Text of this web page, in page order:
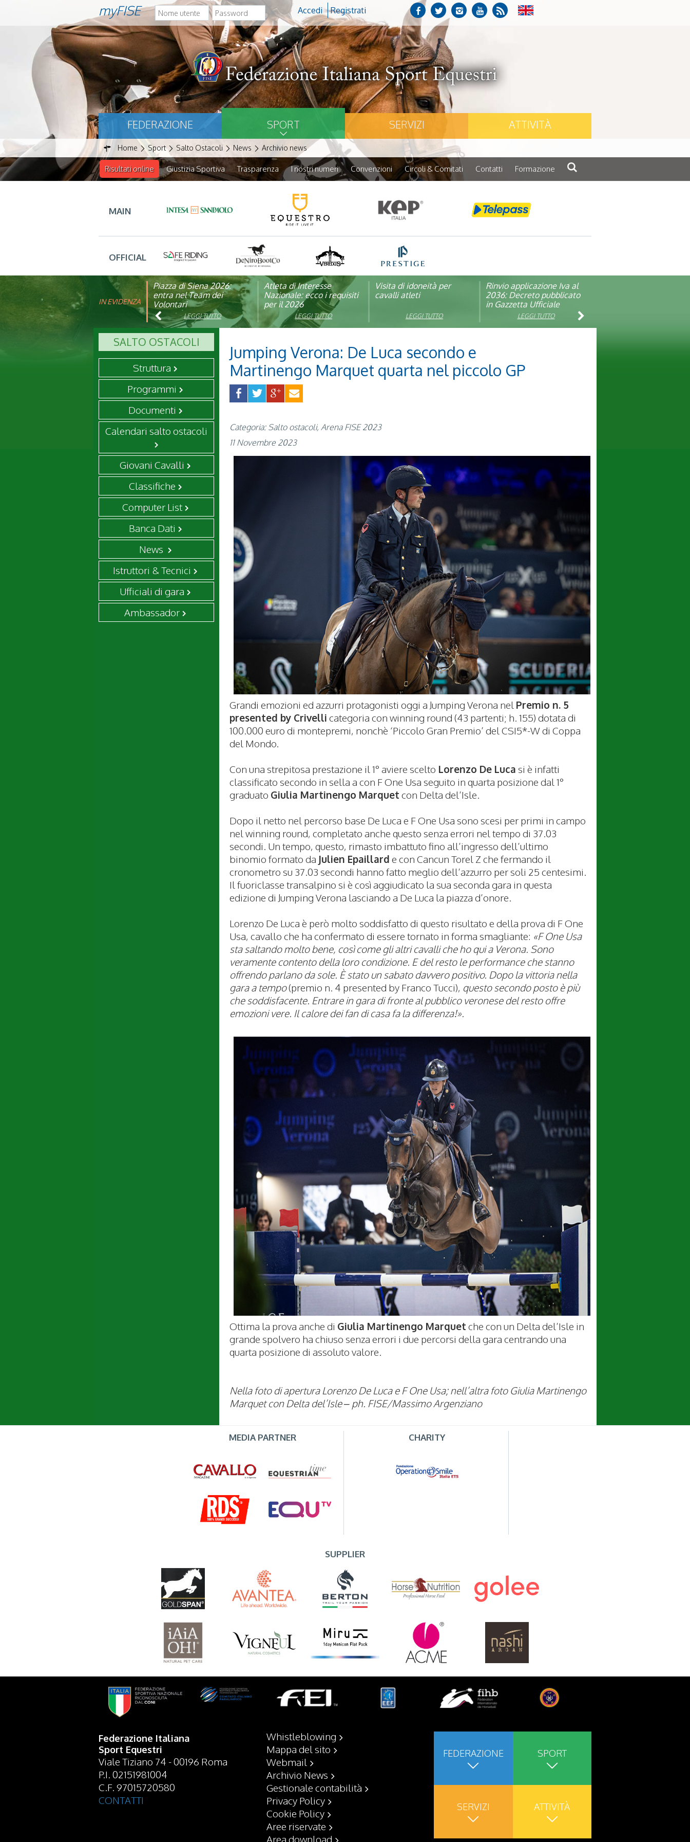
myFISE Accedi Registrati
FEDERAZIONE SPORT SERVIZI ATTIVITÀ
Home Sport Salto Ostacoli News Archivio news
Risultati online Giustizia Sportiva Trasparenza I nostri numeri Convenzioni Circoli & Comitati Contatti Formazione
MAIN
OFFICIAL
IN EVIDENZA
Piazza di Siena 2026:
entra nel Team dei
Volontari
LEGGI TUTTO
Atleta di Interesse
Nazionale: ecco i requisiti
per il 2026
LEGGI TUTTO
Visita di idoneità per
cavalli atleti
LEGGI TUTTO
Rinvio applicazione Iva al
2036: Decreto pubblicato
in Gazzetta Ufficiale
LEGGI TUTTO
FISE: aperta la Campagna
affiliazione 2026
LEGGI TUTTO
Natale con la FISE: al via
la nona edizione
dell’iniziativa solidale della
Federazione Italiana Sport
Equestri
LEGGI TUTTO
Studente Atleta di alto
livello: pubblicato il bando
2025/2026LEGGI TUTTO
Visita veterinaria annuale
LEGGI TUTTO
SALTO OSTACOLI
Struttura
Programmi
Documenti
Calendari salto ostacoli
Giovani Cavalli
Classifiche
Computer List
Banca Dati
News
Istruttori & Tecnici
Ufficiali di gara
Ambassador
Jumping Verona: De Luca secondo e
Martinengo Marquet quarta nel piccolo GP
Categoria: Salto ostacoli, Arena FISE 2023
11 Novembre 2023
Grandi emozioni ed azzurri protagonisti oggi a Jumping Verona nel Premio n. 5
presented by Crivelli categoria con winning round (43 partenti; h. 155) dotata di
100.000 euro di montepremi, nonchè ‘Piccolo Gran Premio’ del CSI5*-W di Coppa
del Mondo.
Con una strepitosa prestazione il 1° aviere scelto Lorenzo De Luca si è infatti
classificato secondo in sella a con F One Usa seguito in quarta posizione dal 1°
graduato Giulia Martinengo Marquet con Delta del’Isle.
Dopo il netto nel percorso base De Luca e F One Usa sono scesi per primi in campo
nel winning round, completato anche questo senza errori nel tempo di 37.03
secondi. Un tempo, questo, rimasto imbattuto fino all’ingresso dell’ultimo
binomio formato da Julien Epaillard e con Cancun Torel Z che fermando il
cronometro su 37.03 secondi hanno fatto meglio dell’azzurro per soli 25 centesimi.
Il fuoriclasse transalpino si è così aggiudicato la sua seconda gara in questa
edizione di Jumping Verona lasciando a De Luca la piazza d’onore.
Lorenzo De Luca è però molto soddisfatto di questo risultato e della prova di F One
Usa, cavallo che ha confermato di essere tornato in forma smagliante: «F One Usa
sta saltando molto bene, così come gli altri cavalli che ho qui a Verona. Sono
veramente contento della loro condizione. E del resto le performance che stanno
offrendo parlano da sole. È stato un sabato davvero positivo. Dopo la vittoria nella
gara a tempo(premio n. 4 presented by Franco Tucci), questo secondo posto è più
che soddisfacente. Entrare in gara di fronte al pubblico veronese del resto offre
emozioni vere. Il calore dei fan di casa fa la differenza!».
Ottima la prova anche di Giulia Martinengo Marquet che con un Delta del’Isle in
grande spolvero ha chiuso senza errori i due percorsi della gara centrando una
quarta posizione di assoluto valore.
Nella foto di apertura Lorenzo De Luca eF One Usa; nell’altra foto Giulia Martinengo
Marquet con Delta del’Isle – ph. FISE/Massimo Argenziano
MEDIA PARTNER CHARITY
SUPPLIER
Federazione Italiana
Sport Equestri
Viale Tiziano 74 - 00196 Roma
P.I. 02151981004
C.F. 97015720580
CONTATTI
Whistleblowing
Mappa del sito
Webmail
Archivio News
Gestionale contabilità
Privacy Policy
Cookie Policy
Aree riservate
Area download
FEDERAZIONE SPORT
SERVIZI ATTIVITÀ